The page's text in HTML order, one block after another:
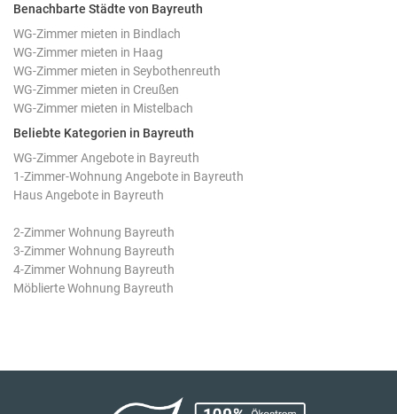
Benachbarte Städte von Bayreuth
WG-Zimmer mieten in Bindlach
WG-Zimmer mieten in Haag
WG-Zimmer mieten in Seybothenreuth
WG-Zimmer mieten in Creußen
WG-Zimmer mieten in Mistelbach
Beliebte Kategorien in Bayreuth
WG-Zimmer Angebote in Bayreuth
1-Zimmer-Wohnung Angebote in Bayreuth
Haus Angebote in Bayreuth
2-Zimmer Wohnung Bayreuth
3-Zimmer Wohnung Bayreuth
4-Zimmer Wohnung Bayreuth
Möblierte Wohnung Bayreuth